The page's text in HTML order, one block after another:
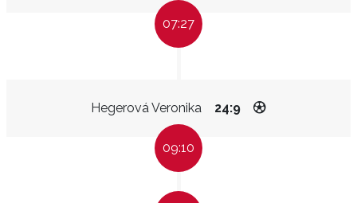
07:27
Hegerová Veronika 24:9
09:10